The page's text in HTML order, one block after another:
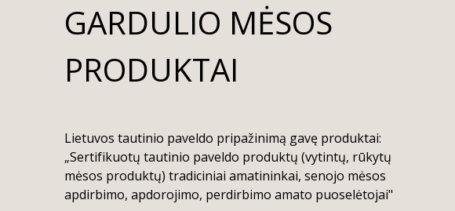
GARDULIO MĖSOS
PRODUKTAI
Lietuvos tautinio paveldo pripažinimą gavę produktai:
„Sertifikuotų tautinio paveldo produktų (vytintų, rūkytų
mėsos produktų) tradiciniai amatininkai, senojo mėsos
apdirbimo, apdorojimo, perdirbimo amato puoselėtojai"